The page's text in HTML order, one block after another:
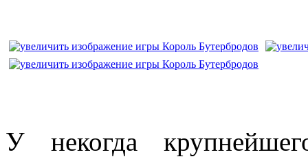
У некогда